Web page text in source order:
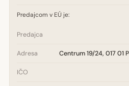
Predajcom v EÚ je:
Predajca
Adresa Centrum 19/24, 017 01
IČO